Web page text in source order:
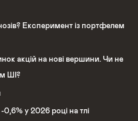
Експеримент із портфелем
акцій на нові вершини. Чи не
ШІ?
0,6% у 2026 році на тлі